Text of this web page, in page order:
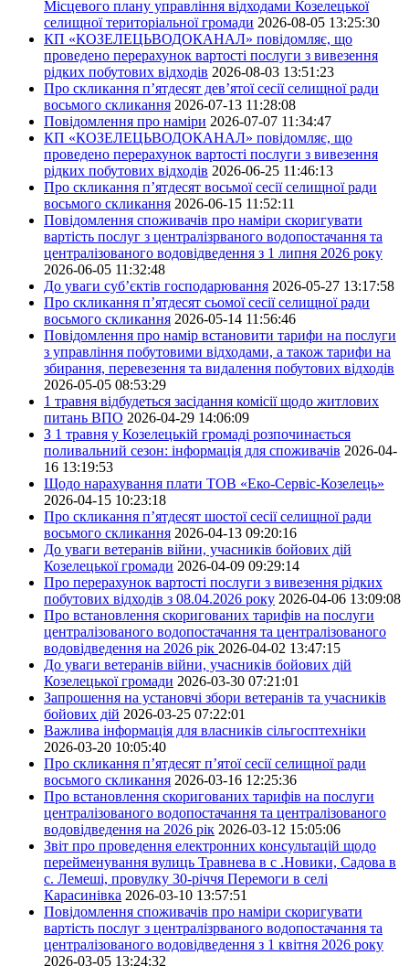
Місцевого плану управління відходами Козелецької
селищної територіальної громади 2026-08-05 13:25:30
КП «КОЗЕЛЕЦЬВОДОКАНАЛ» повідомляє, що
проведено перерахунок вартості послуги з вивезення
рідких побутових відходів 2026-08-03 13:51:23
Про скликання п’ятдесят дев’ятої сесії селищної ради
восьмого скликання 2026-07-13 11:28:08
Повідомлення про наміри 2026-07-07 11:34:47
КП «КОЗЕЛЕЦЬВОДОКАНАЛ» повідомляє, що
проведено перерахунок вартості послуги з вивезення
рідких побутових відходів 2026-06-25 11:46:13
Про скликання п’ятдесят восьмої сесії селищної ради
восьмого скликання 2026-06-15 11:52:11
Повідомлення споживачів про наміри скоригувати
вартість послуг з централізрваного водопостачання та
централізованого водовідведення з 1 липня 2026 року
2026-06-05 11:32:48
До уваги суб’єктів господарювання 2026-05-27 13:17:58
Про скликання п’ятдесят сьомої сесії селищної ради
восьмого скликання 2026-05-14 11:56:46
Повідомлення про намір встановити тарифи на послуги
з управління побутовими відходами, а також тарифи на
збирання, перевезення та видалення побутових відходів
2026-05-05 08:53:29
1 травня відбудеться засідання комісії щодо житлових
питань ВПО 2026-04-29 14:06:09
З 1 травня у Козелецькій громаді розпочинається
поливальний сезон: інформація для споживачів 2026-04-
16 13:19:53
Щодо нарахування плати ТОВ «Еко-Сервіс-Козелець»
2026-04-15 10:23:18
Про скликання п’ятдесят шостої сесії селищної ради
восьмого скликання 2026-04-13 09:20:16
До уваги ветеранів війни, учасників бойових дій
Козелецької громади 2026-04-09 09:29:14
Про перерахунок вартості послуги з вивезення рідких
побутових відходів з 08.04.2026 року 2026-04-06 13:09:08
Про встановлення скоригованих тарифів на послуги
централізованого водопостачання та централізованого
водовідведення на 2026 рік 2026-04-02 13:47:15
До уваги ветеранів війни, учасників бойових дій
Козелецької громади 2026-03-30 07:21:01
Запрошення на установчі збори ветеранів та учасників
бойових дій 2026-03-25 07:22:01
Важлива інформація для власників сільгосптехніки
2026-03-20 10:05:40
Про скликання п’ятдесят п’ятої сесії селищної ради
восьмого скликання 2026-03-16 12:25:36
Про встановлення скоригованих тарифів на послуги
централізованого водопостачання та централізованого
водовідведення на 2026 рік 2026-03-12 15:05:06
Звіт про проведення електронних консультацій щодо
перейменування вулиць Травнева в с .Новики, Садова в
с. Лемеші, провулку 30-річчя Перемоги в селі
Карасинівка 2026-03-10 13:57:51
Повідомлення споживачів про наміри скоригувати
вартість послуг з централізрваного водопостачання та
централізованого водовідведення з 1 квітня 2026 року
2026-03-05 13:24:32